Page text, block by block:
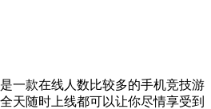
是一款在线人数比较多的手机竞技游
天随时上线都可以让你尽情享受到